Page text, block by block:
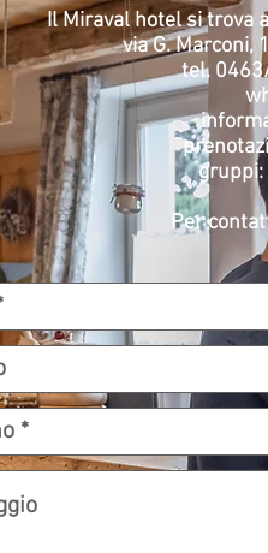
Il Miraval hotel si trova
via G. Marconi,
tel.
gruppi:
Per